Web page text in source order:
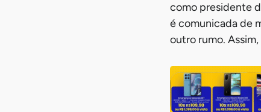
como presidente
é comunicada de
outro rumo.